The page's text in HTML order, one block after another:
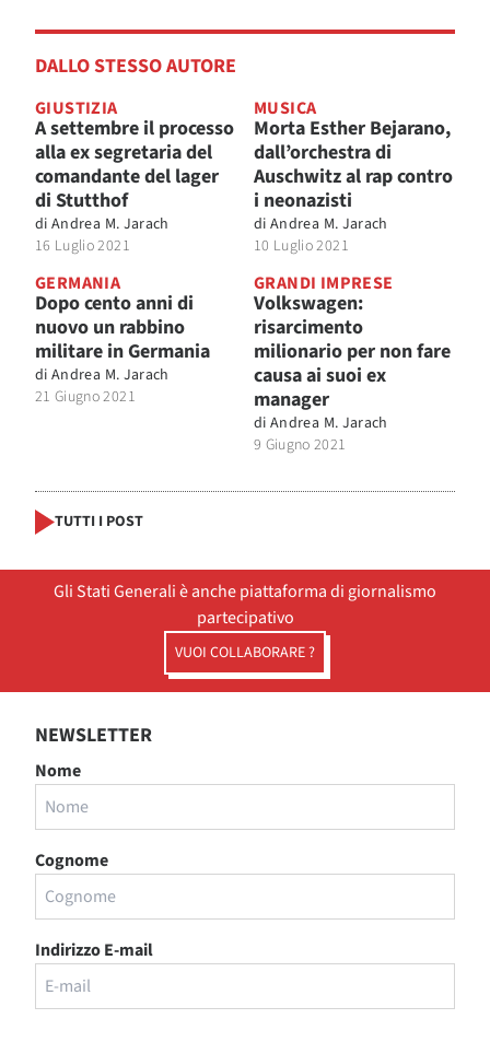
DALLO STESSO AUTORE
GIUSTIZIA
A settembre il processo
alla ex segretaria del
comandante del lager
di Stutthof
di Andrea M. Jarach
16 Luglio 2021
MUSICA
Morta Esther Bejarano,
dall’orchestra di
Auschwitz al rap contro
i neonazisti
di Andrea M. Jarach
10 Luglio 2021
GERMANIA
Dopo cento anni di
nuovo un rabbino
militare in Germania
di Andrea M. Jarach
21 Giugno 2021
GRANDI IMPRESE
Volkswagen:
risarcimento
milionario per non fare
causa ai suoi ex
manager
di Andrea M. Jarach
9 Giugno 2021
TUTTI I POST
Gli Stati Generali è anche piattaforma di giornalismo
partecipativo
VUOI COLLABORARE ?
NEWSLETTER
Nome
Cognome
Indirizzo E-mail